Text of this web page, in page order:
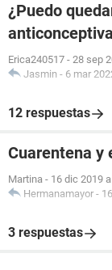
¿Puedo
Erica240517 - 28 sep
Jasmin - 6 mar
12 respuestas
Cuarentena y
Martina - 16 dic 2019
Hermanamayor -
3 respuestas